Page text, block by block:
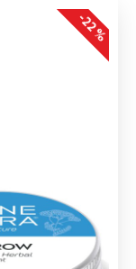
-22 %